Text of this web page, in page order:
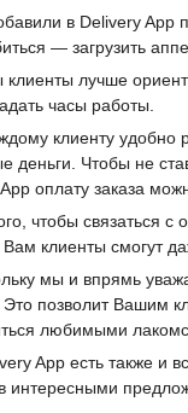
в Delivery App
— загрузить
клиенты лучше
часы работы.
клиенту удобно
деньги. Чтобы не
оплату заказа
чтобы связаться
Вам клиенты смогут
мы и впрямь
Это позволит Вашим
любимыми
App есть также и
интересными